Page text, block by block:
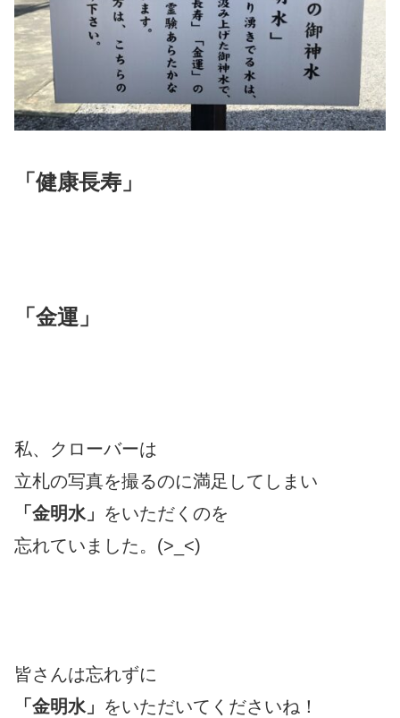
「健康長寿」
「金運」
私、クローバーは
立札の写真を撮るのに満足してしまい
「金明水」 をいただくのを
忘れていました。(>_<)
皆さんは忘れずに
「金明水」 をいただいてくださいね！